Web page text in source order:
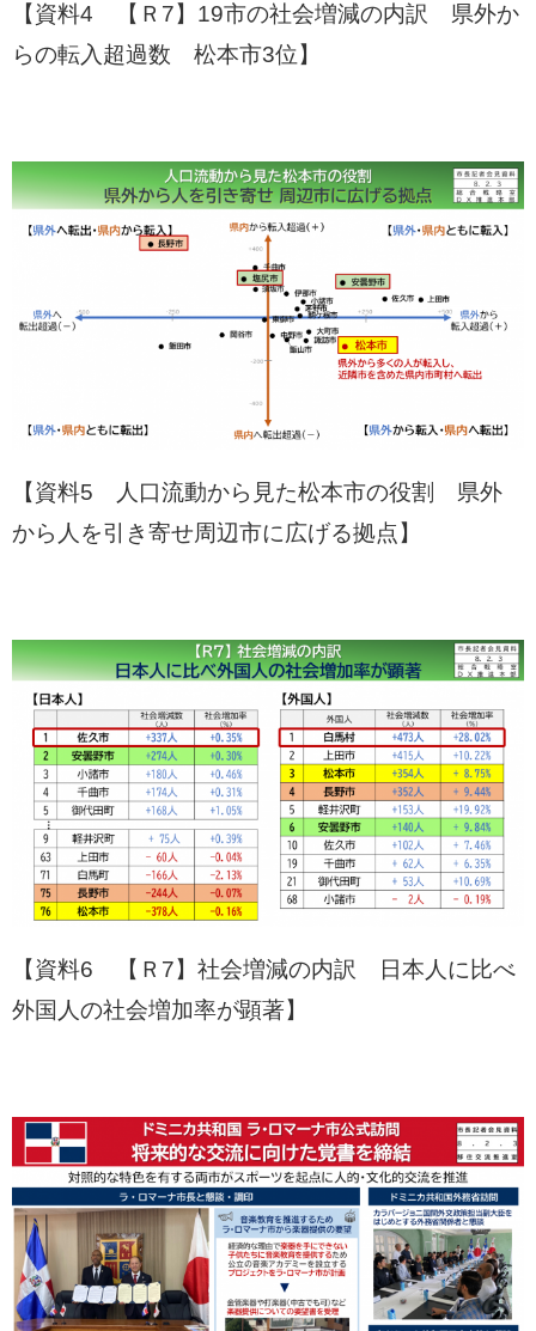
【資料4 【Ｒ7】19市の社会増減の内訳 県外か
らの転入超過数 松本市3位】
【資料5 人口流動から見た松本市の役割 県外
から人を引き寄せ周辺市に広げる拠点】
【資料6 【Ｒ7】社会増減の内訳 日本人に比べ
外国人の社会増加率が顕著】